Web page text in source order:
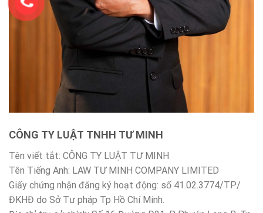
CÔNG TY LUẬT TNHH TƯ MINH
Tên viết tắt: CÔNG TY LUẬT TƯ MINH
Tên Tiếng Anh: LAW TƯ MINH COMPANY LIMITED
Giấy chứng nhận đăng ký hoạt động: số 41.02.3774/TP/
ĐKHĐ do Sở Tư pháp Tp Hồ Chí Minh.